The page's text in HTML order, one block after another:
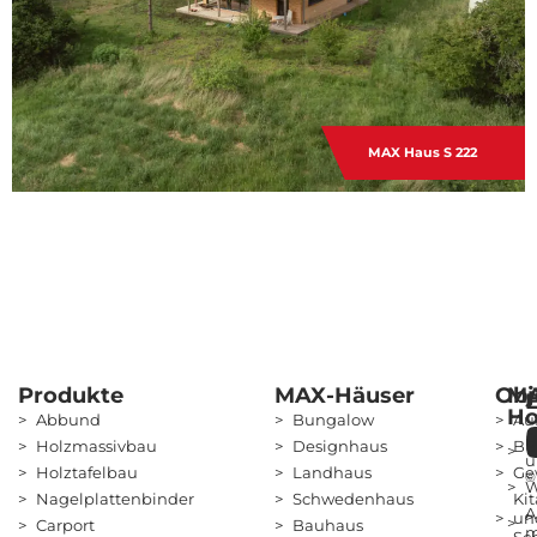
MAX Haus S 222
Produkte
Abbund
Holzmassivbau
Holztafelbau
Nagelplattenbinder
Carport
MAX-Häuser
Bungalow
Designhaus
Landhaus
Schwedenhaus
Bauhaus
©